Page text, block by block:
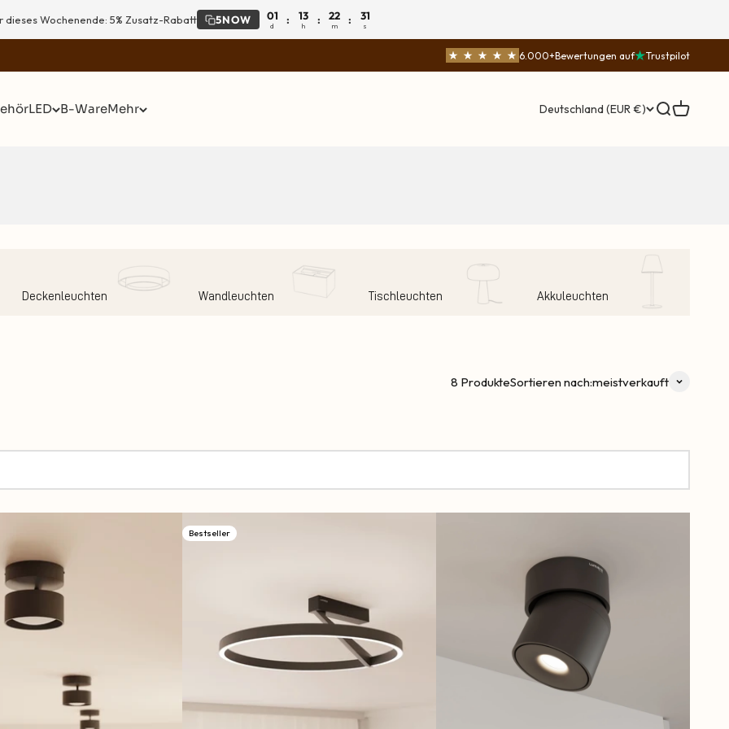
dieses Wochenende: 5% Zusatz-Rabatt 5NOW 01
d : 13
h : 22
m : 29
s
6.000+Bewertungen auf Trustpilot
LED B-WareMehr Deutschland (EUR €) Suche öffnen
Deckenleuchten Wandleuchten Tischleuchten Akkuleuchten
8 ProdukteSortieren nach:meistverkauft
Bestseller